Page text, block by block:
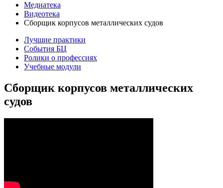
Медиатека
Видеотека
Сборщик корпусов металлических судов
Лучшие практики
События БЦ
Ролики о профессиях
Учебные модули
Сборщик корпусов металлических
судов